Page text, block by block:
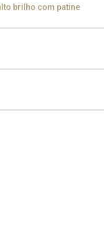
brilho com patine